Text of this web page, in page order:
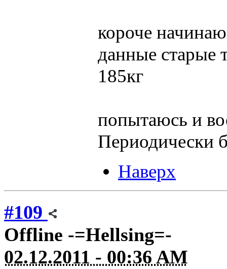
короче
данные старые
185кг
попытаюсь и
Периодически
Наверх
#109
Offline -=Hellsing=-
02.12.2011 - 00:36 AM